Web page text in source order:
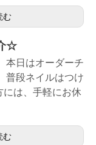
む
☆
本日はオーダーチ
普段ネイルはつけ
には、手軽にお休
む